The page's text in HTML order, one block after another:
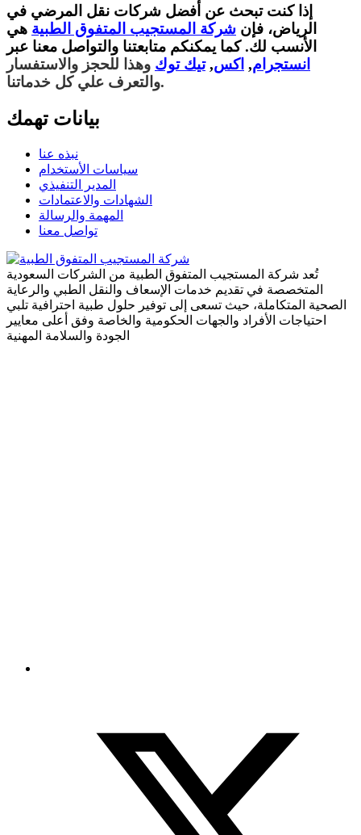
إذا كنت تبحث عن أفضل شركات نقل المرضي في
الرياض، فإن شركة المستجيب المتفوق الطبية هي
الأنسب لك. كما يمكنكم متابعتنا والتواصل معنا عبر
انستجرام, اكس,تيك توك وهذا للحجز والاستفسار
والتعرف علي كل خدماتنا.
بيانات تهمك
نبذه عنا
سياسات الأستخدام
المدير التنفيذي
الشهادات والاعتمادات
المهمة والرسالة
تواصل معنا
تُعد شركة المستجيب المتفوق الطبية من الشركات السعودية
المتخصصة في تقديم خدمات الإسعاف والنقل الطبي والرعاية
الصحية المتكاملة، حيث تسعى إلى توفير حلول طبية احترافية تلبي
احتياجات الأفراد والجهات الحكومية والخاصة وفق أعلى معايير
الجودة والسلامة المهنية